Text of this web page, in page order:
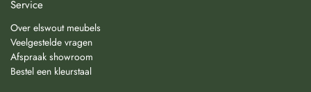
Service
Over elswout meubels
Veelgestelde vragen
Afspraak showroom
Bestel een kleurstaal